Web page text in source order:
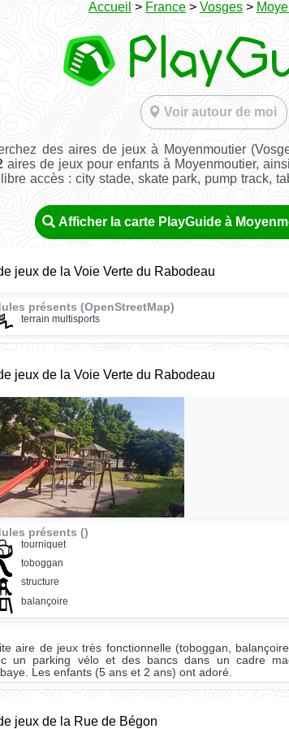
Accueil > France > Vosges >
Voir autour de moi
des aires de jeux à Moyenmoutier
aires de jeux pour enfants à Moyenmoutier,
accès : city stade, skate park, pump track,
Afficher la carte PlayGuide à
jeux de la Voie Verte du Rabodeau
présents (OpenStreetMap)
terrain multisports
jeux de la Voie Verte du Rabodeau
présents ()
tourniquet
toboggan
structure
balançoire
aire de jeux très fonctionnelle (toboggan,
un parking vélo et des bancs dans un cadre
Les enfants (5 ans et 2 ans) ont adoré.
jeux de la Rue de Bégon